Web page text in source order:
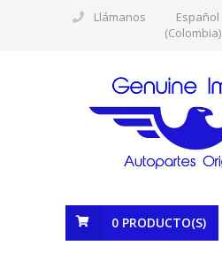
Llámanos
Español
(Colombia)
0 PRODUCTO(S)